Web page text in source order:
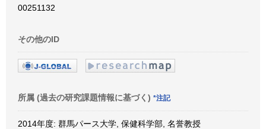
00251132
その他のID
所属 (過去の研究課題情報に基づく) *注記
2014年度: 群馬パース大学, 保健科学部, 名誉教授